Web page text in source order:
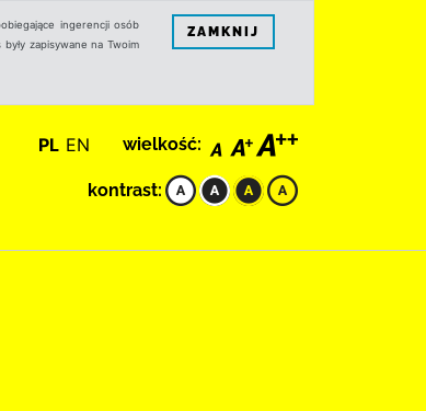
ingerencji osób
zapisywane na Twoim
ZAMKNIJ
PL EN wielkość:
kontrast: